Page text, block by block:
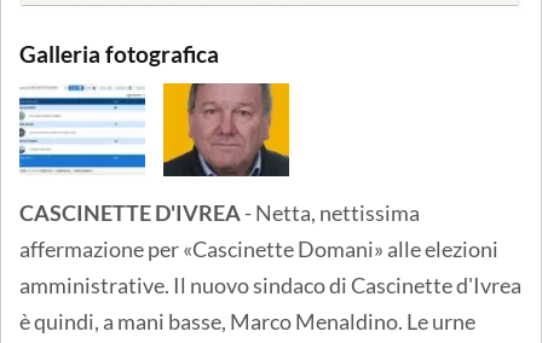
Galleria fotografica
CASCINETTE D'IVREA- Netta, nettissima
affermazione per «Cascinette Domani» alle elezioni
amministrative. Il nuovo sindaco di Cascinette d'Ivrea
è quindi, a mani basse, Marco Menaldino. Le urne